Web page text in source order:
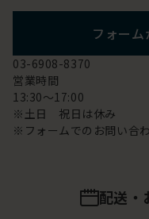
フォー
03-6908-8370
営業時間
13:30～17:00
※土日 祝日は休み
※フォームでのお問い合
配送・